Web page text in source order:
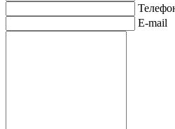
E-mail